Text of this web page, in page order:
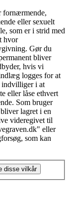
fornærmende,
eller sexuelt
som er i strid med
hvor
Gør du
bliver
hvis vi
logges for at
indvilliger i at
eller låse ethvert
Som bruger
lagret i en
videregivet til
eller
som kan